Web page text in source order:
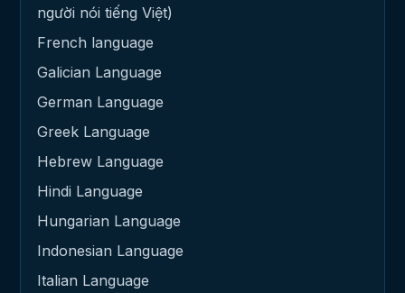
người nói tiếng Việt)
French language
Galician Language
German Language
Greek Language
Hebrew Language
Hindi Language
Hungarian Language
Indonesian Language
Italian Language